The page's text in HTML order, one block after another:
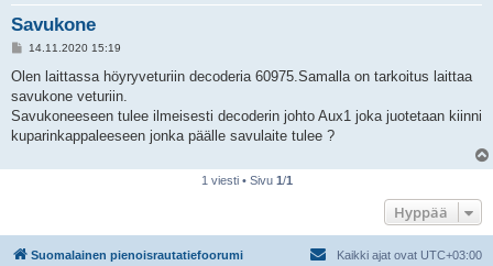
Savukone
V
e
t
i
14.11.2020 15:19
Olen laittassa höyryveturiin decoderia 60975.Samalla on tarkoitus laittaa
savukone veturiin.
Savukoneeseen tulee ilmeisesti decoderin johto Aux1 joka juotetaan kiinni
kuparinkappaleeseen jonka päälle savulaite tulee ?
1 viesti • Sivu 1/1
Hyppää
Suomalainen pienoisrautatiefoorumi Kaikki ajat ovat UTC+03:00